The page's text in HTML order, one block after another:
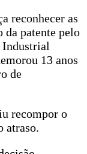
reconhecer as
da patente pelo
Industrial
13 anos
de
recompor o
atraso.